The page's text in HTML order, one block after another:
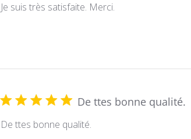
Je suis très satisfaite. Merci.
De ttes bonne qualité.
De ttes bonne qualité.